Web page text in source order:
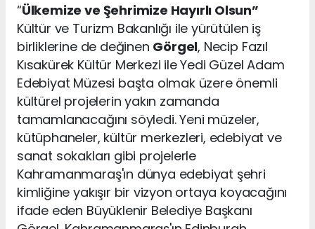
“Ülkemize ve Şehrimize Hayırlı Olsun”
Kültür ve Turizm Bakanlığı ile yürütülen iş
birliklerine de değinen Görgel, Necip Fazıl
Kısakürek Kültür Merkezi ile Yedi Güzel Adam
Edebiyat Müzesi başta olmak üzere önemli
kültürel projelerin yakın zamanda
tamamlanacağını söyledi. Yeni müzeler,
kütüphaneler, kültür merkezleri, edebiyat ve
sanat sokakları gibi projelerle
Kahramanmaraş'ın dünya edebiyat şehri
kimliğine yakışır bir vizyon ortaya koyacağını
ifade eden Büyüklenir Belediye Başkanı